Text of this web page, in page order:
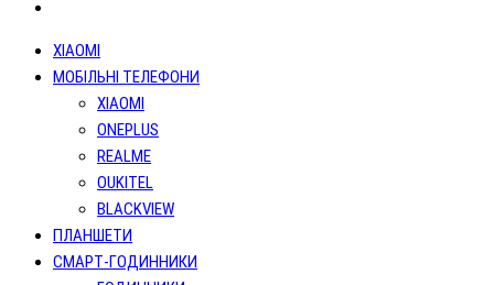
XIAOMI
МОБІЛЬНІ ТЕЛЕФОНИ
XIAOMI
ONEPLUS
REALME
OUKITEL
BLACKVIEW
ПЛАНШЕТИ
СМАРТ-ГОДИННИКИ